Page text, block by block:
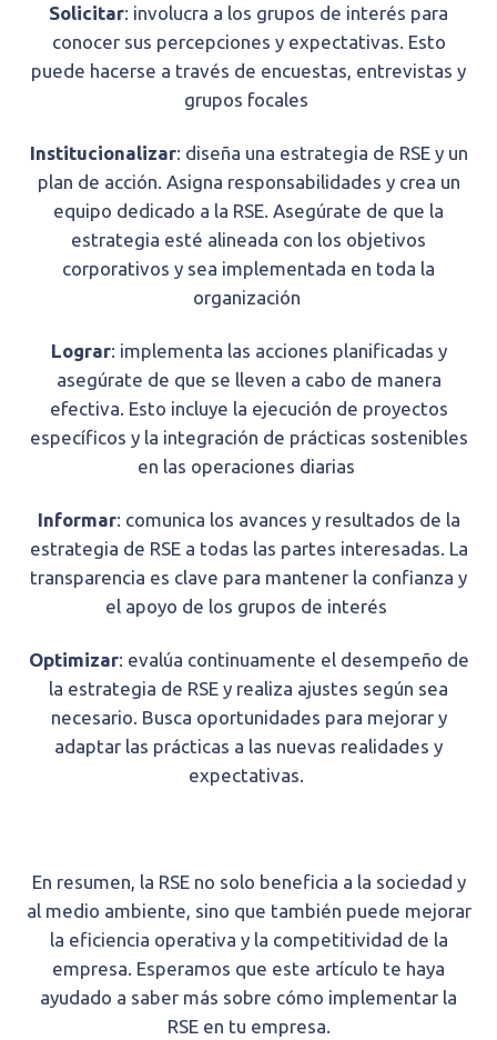
Solicitar: involucra a los grupos de interés para
conocer sus percepciones y expectativas. Esto
puede hacerse a través de encuestas, entrevistas y
grupos focales
Institucionalizar: diseña una estrategia de RSE y un
plan de acción. Asigna responsabilidades y crea un
equipo dedicado a la RSE. Asegúrate de que la
estrategia esté alineada con los objetivos
corporativos y sea implementada en toda la
organización
Lograr: implementa las acciones planificadas y
asegúrate de que se lleven a cabo de manera
efectiva. Esto incluye la ejecución de proyectos
específicos y la integración de prácticas sostenibles
en las operaciones diarias
Informar: comunica los avances y resultados de la
estrategia de RSE a todas las partes interesadas. La
transparencia es clave para mantener la confianza y
el apoyo de los grupos de interés
Optimizar: evalúa continuamente el desempeño de
la estrategia de RSE y realiza ajustes según sea
necesario. Busca oportunidades para mejorar y
adaptar las prácticas a las nuevas realidades y
expectativas.
En resumen, la RSE no solo beneficia a la sociedad y
al medio ambiente, sino que también puede mejorar
la eficiencia operativa y la competitividad de la
empresa. Esperamos que este artículo te haya
ayudado a saber más sobre cómo implementar la
RSE en tu empresa.